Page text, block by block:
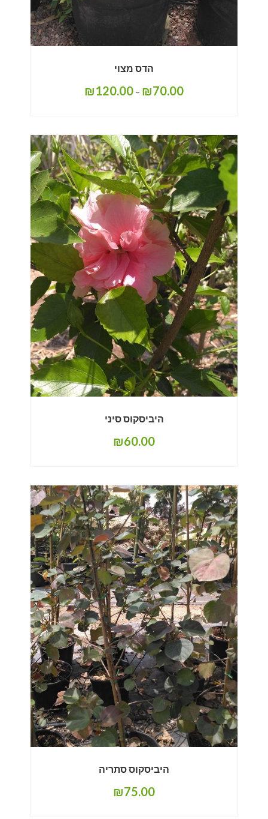
הדס מצוי
₪70.00
–
₪120.00
היביסקוס סיני
₪60.00
היביסקוס סתריה
₪75.00